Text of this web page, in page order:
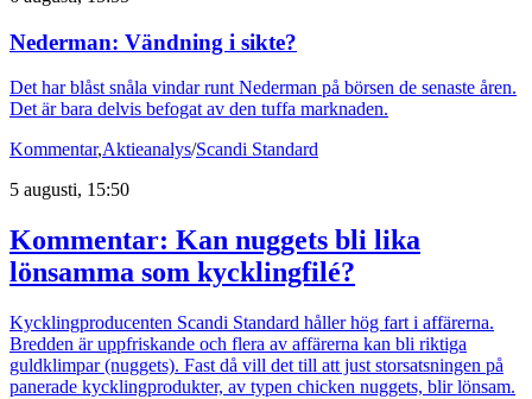
Nederman: Vändning i sikte?
Det har blåst snåla vindar runt Nederman på börsen de senaste åren.
Det är bara delvis befogat av den tuffa marknaden.
Kommentar,Aktieanalys/Scandi Standard
5 augusti, 15:50
Kommentar: Kan nuggets bli lika
lönsamma som kycklingfilé?
Kycklingproducenten Scandi Standard håller hög fart i affärerna.
Bredden är uppfriskande och flera av affärerna kan bli riktiga
guldklimpar (nuggets). Fast då vill det till att just storsatsningen på
panerade kycklingprodukter, av typen chicken nuggets, blir lönsam.